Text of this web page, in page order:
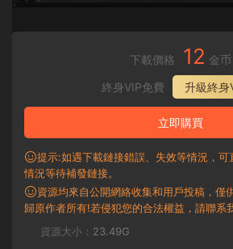
下載價格 12 金币
終身VIP免費
升級終身
立即購買
提示:如遇下載鏈接錯誤、失效等情況，可
情況等待補發鏈接。
資源均來自公開網絡收集和用戶投稿，僅
歸原作者所有!若侵犯您的合法權益，請聯系
資源大小： 23.49G